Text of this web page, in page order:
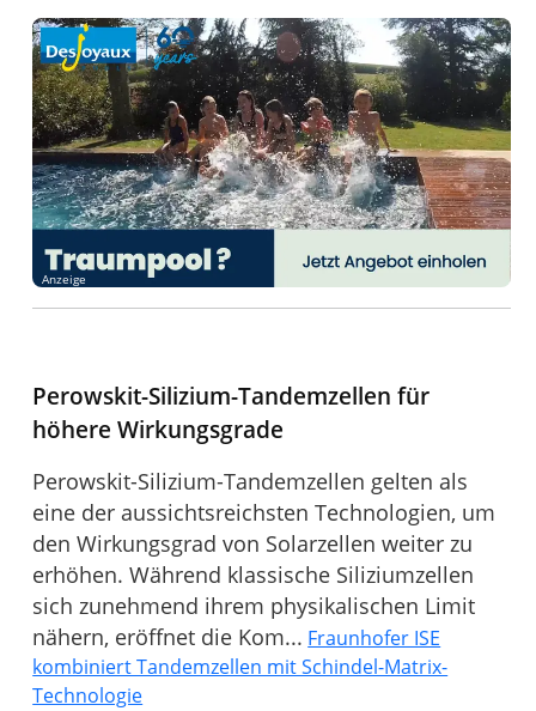
Anzeige
Perowskit-Silizium-Tandemzellen für
höhere Wirkungsgrade
Perowskit-Silizium-Tandemzellen gelten als
eine der aussichtsreichsten Technologien, um
den Wirkungsgrad von Solarzellen weiter zu
erhöhen. Während klassische Siliziumzellen
sich zunehmend ihrem physikalischen Limit
nähern, eröffnet die Kom... Fraunhofer ISE
kombiniert Tandemzellen mit Schindel-Matrix-
Technologie